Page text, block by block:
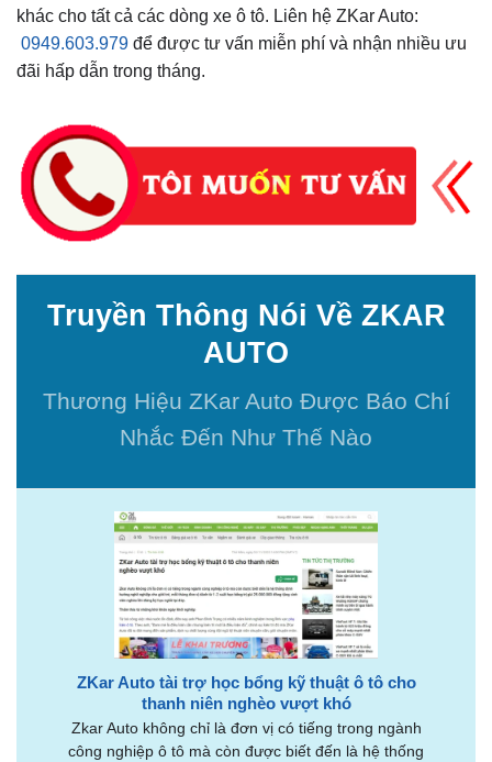
khác cho tất cả các dòng xe ô tô. Liên hệ ZKar Auto:
0949.603.979 để được tư vấn miễn phí và nhận nhiều ưu
đãi hấp dẫn trong tháng.
Truyền Thông Nói Về ZKAR
AUTO
Thương Hiệu ZKar Auto Được Báo Chí
Nhắc Đến Như Thế Nào
ZKar Auto tài trợ học bổng kỹ thuật ô tô cho
thanh niên nghèo vượt khó
Zkar Auto không chỉ là đơn vị có tiếng trong ngành
công nghiệp ô tô mà còn được biết đến là hệ thống